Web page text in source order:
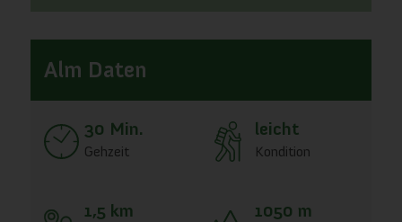
Alm Daten
30 Min.
Gehzeit
leicht
Kondition
1,5 km 1050 m